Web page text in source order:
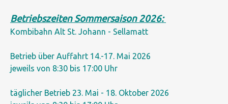
Betriebszeiten Sommersaison 2026:
Kombibahn Alt St. Johann - Sellamatt
Betrieb über Auffahrt 14.-17. Mai 2026
jeweils von 8:30 bis 17:00 Uhr
täglicher Betrieb 23. Mai - 18. Oktober 2026